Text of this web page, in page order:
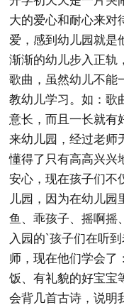
大的爱心和耐心来对
爱，感到幼儿园就是
渐渐的幼儿步入正轨
歌曲，虽然幼儿不能
教幼儿学习。如：歌
意长，而且一长就有
来幼儿园，经过老师
懂得了只有高高兴兴
安心，现在孩子们不
儿园，因为在幼儿园
鱼、乖孩子、摇啊摇
入园的`孩子们在听
师，现在他们学会了
饭、有礼貌的好宝宝
会背几首古诗，说明